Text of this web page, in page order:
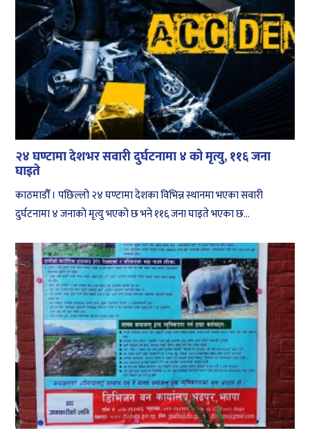
२४ घण्टामा देशभर सवारी दुर्घटनामा ४ को मृत्यु, ११६ जना
घाइते
काठमाडौँ । पछिल्लो २४ घण्टामा देशका विभिन्न स्थानमा भएका सवारी
दुर्घटनामा ४ जनाको मृत्यु भएको छ भने ११६ जना घाइते भएका छ...